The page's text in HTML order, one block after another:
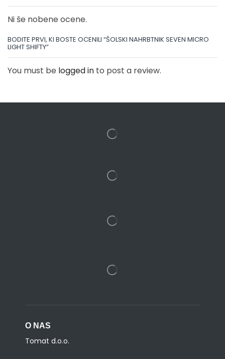
Ni še nobene ocene.
BODITE PRVI, KI BOSTE OCENILI “ŠOLSKI NAHRBTNIK SEVEN MICRO
LIGHT SHIFTY”
You must be logged in to post a review.
O NAS
Tomat d.o.o.